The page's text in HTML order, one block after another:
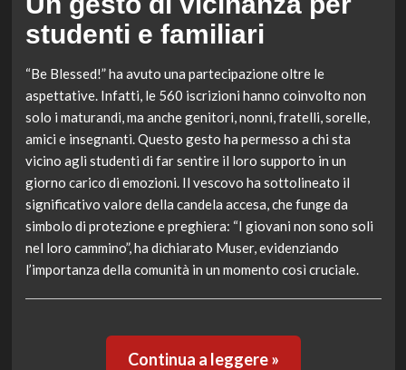
studenti e familiari
“Be Blessed!” ha avuto una partecipazione oltre le
aspettative. Infatti, le 560 iscrizioni hanno coinvolto non
solo i maturandi, ma anche genitori, nonni, fratelli, sorelle,
amici e insegnanti. Questo gesto ha permesso a chi sta
vicino agli studenti di far sentire il loro supporto in un
giorno carico di emozioni. Il vescovo ha sottolineato il
significativo valore della candela accesa, che funge da
simbolo di protezione e preghiera: “I giovani non sono soli
nel loro cammino”, ha dichiarato Muser, evidenziando
l’importanza della comunità in un momento così cruciale.
Continua a leggere »